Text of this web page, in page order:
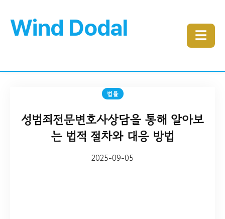
Wind Dodal ☰
법률
성범죄전문변호사상담을 통해 알아보
는 법적 절차와 대응 방법
2025-09-05